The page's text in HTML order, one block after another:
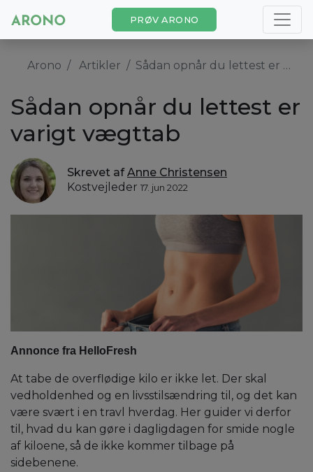
PRØV ARONO
Arono Artikler Sådan opnår du lettest er varigt vægttab
Sådan opnår du lettest er
varigt vægttab
Skrevet afAnne Christensen
Kostvejleder 17. jun 2022
Annonce fra HelloFresh
At tabe de overflødige kilo er ikke let. Der skal
vedholdenhed og en livsstilsændring til, og det kan
være svært i en travl hverdag. Her guider vi derfor
til, hvad du kan gøre i dagligdagen for smide nogle
af kiloene, så de ikke kommer tilbage på
sidebenene.